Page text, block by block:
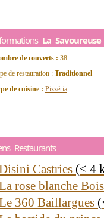
La Savoureuse
de couverts : 38
de restauration : Traditionnel
de cuisine : Pizzéria
Restaurants
Castries (< 4
rose blanche
360 Baillargues